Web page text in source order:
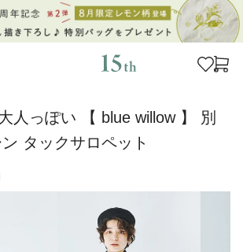
人っぽい 【 blue willow 】 別
タックサロペット